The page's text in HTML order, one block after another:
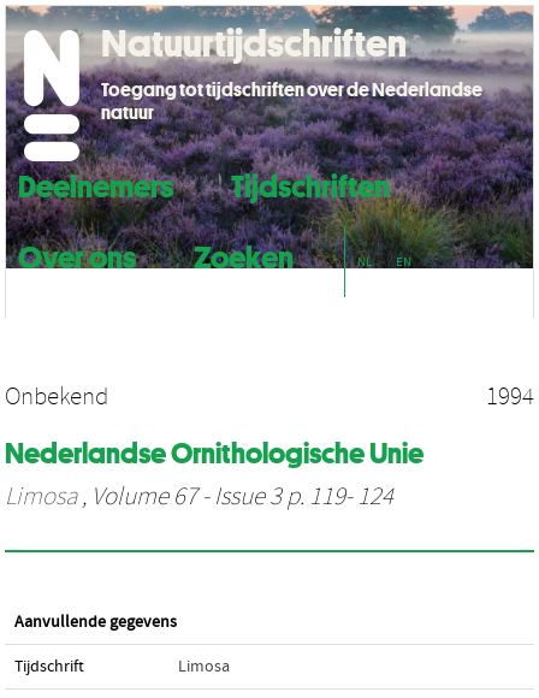
Deelnemers
Tijdschriften
Over ons
Zoeken NL EN
Natuurtijdschriften
Toegang tot tijdschriften over de Nederlandse
natuur
Onbekend 1994
Nederlandse Ornithologische Unie
Limosa, Volume 67 - Issue 3 p. 119- 124
Aanvullende gegevens
Tijdschrift Limosa